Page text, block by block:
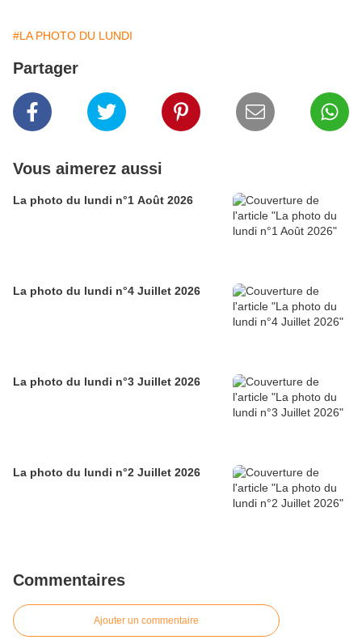
#LA PHOTO DU LUNDI
Partager
Vous aimerez aussi
La photo du lundi n°1 Août 2026
La photo du lundi n°4 Juillet 2026
La photo du lundi n°3 Juillet 2026
La photo du lundi n°2 Juillet 2026
Commentaires
Ajouter un commentaire